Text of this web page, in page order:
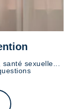
sexuelle...